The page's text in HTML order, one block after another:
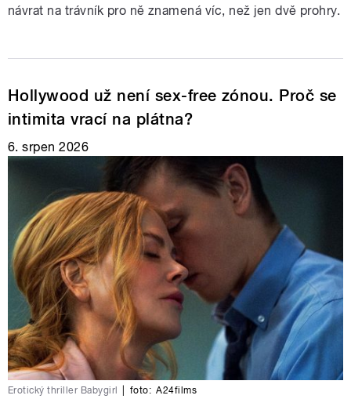
návrat na trávník pro ně znamená víc, než jen dvě prohry.
Hollywood už není sex-free zónou. Proč se
intimita vrací na plátna?
6. srpen 2026
Erotický thriller Babygirl foto: A24films